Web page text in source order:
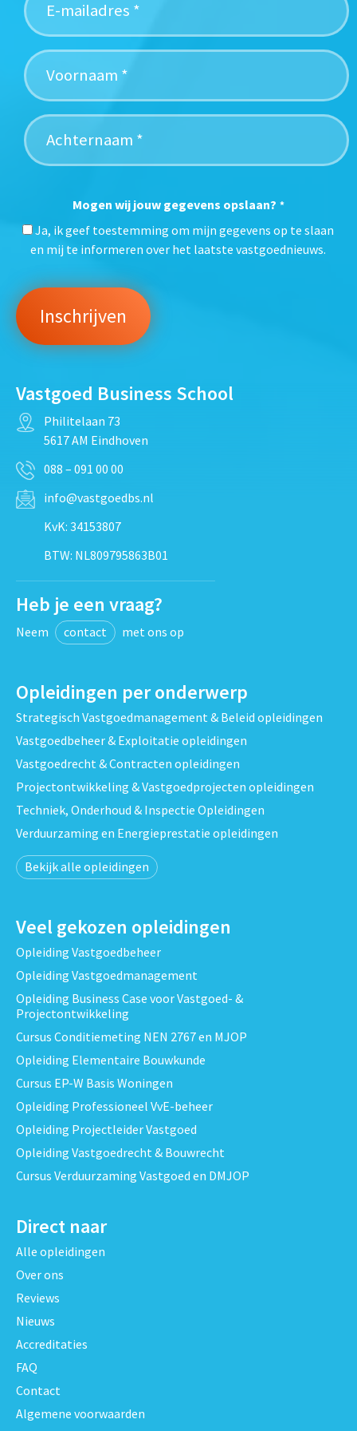
Mogen wij jouw gegevens opslaan? *
Ja, ik geef toestemming om mijn gegevens op te slaan
en mij te informeren over het laatste vastgoednieuws.
Vastgoed Business School
Philitelaan 73
5617 AM Eindhoven
088 – 091 00 00
info@vastgoedbs.nl
KvK: 34153807
BTW: NL809795863B01
Heb je een vraag?
Neem contact met ons op
Opleidingen per onderwerp
Strategisch Vastgoedmanagement & Beleid opleidingen
Vastgoedbeheer & Exploitatie opleidingen
Vastgoedrecht & Contracten opleidingen
Projectontwikkeling & Vastgoedprojecten opleidingen
Techniek, Onderhoud & Inspectie Opleidingen
Verduurzaming en Energieprestatie opleidingen
Bekijk alle opleidingen
Veel gekozen opleidingen
Opleiding Vastgoedbeheer
Opleiding Vastgoedmanagement
Opleiding Business Case voor Vastgoed- &
Projectontwikkeling
Cursus Conditiemeting NEN 2767 en MJOP
Opleiding Elementaire Bouwkunde
Cursus EP-W Basis Woningen
Opleiding Professioneel VvE-beheer
Opleiding Projectleider Vastgoed
Opleiding Vastgoedrecht & Bouwrecht
Cursus Verduurzaming Vastgoed en DMJOP
Direct naar
Alle opleidingen
Over ons
Reviews
Nieuws
Accreditaties
FAQ
Contact
Algemene voorwaarden